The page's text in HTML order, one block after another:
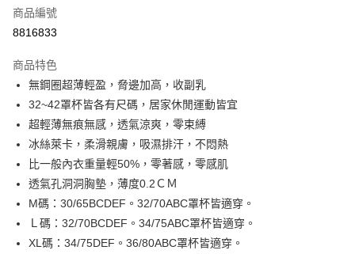
信用卡分期付款
合作金庫商業銀行
華南商業銀行
彰化商業銀行
上海商業儲蓄銀行
台北富邦商業銀行
國泰世華商業銀行
兆豐國際商業銀行
臺灣中小企業銀行
台中商業銀行
匯豐（台灣）商業銀行
華泰商業銀行
聯邦商業銀行
遠東國際商業銀行
元大商業銀行
玉山商業銀行
星展（台灣）商業銀行
台新國際商業銀行
中國信託商業銀行
台灣樂天信用卡公司
6 期 0 利率 每期
華南商業銀行
彰化商業銀行
上海商業儲蓄銀行
台北富邦商業銀行
國泰世華商業銀行
兆豐國際商業銀行
臺灣中小企業銀行
台中商業銀行
匯豐（台灣）商業銀行
遠東國際商業銀行
元大商業銀行
永豐商業銀行
玉山商業銀行
星展（台灣）商業銀行
台新國際商業銀行
中國信託商業銀行
超商取貨付款
LINE Pay
Apple Pay
悠遊付
全盈+PAY
AFTEE先享後付
商品編號
8816833
商品特色
無鋼圈超薄輕盈，脅邊加高，收副乳
32~42罩杯皆各有尺碼，居家休閒運動皆宜
超輕薄無痕無感，透氣涼爽，零束縛
冰絲萊卡，柔滑親膚，吸濕排汗，不悶熱
比一般內衣重量輕50%，零著感，零感肌
透氣孔洞洞胸墊，薄度0.2ＣＭ
M碼：30/65BCDEF。32/70ABC罩杯皆適穿。
Ｌ碼：32/70BCDEF。34/75ABC罩杯皆適穿。
XL碼：34/75DEF。36/80ABC罩杯皆適穿。